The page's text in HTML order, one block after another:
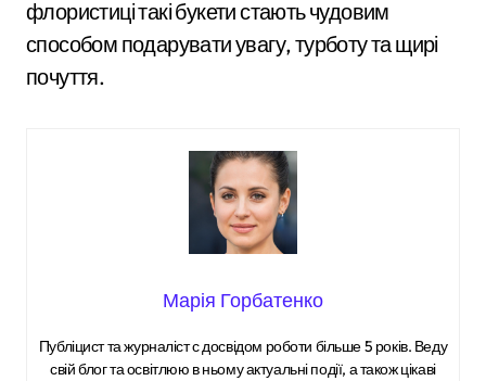
флористиці такі букети стають чудовим
способом подарувати увагу, турботу та щирі
почуття.
Марія Горбатенко
Публіцист та журналіст с досвідом роботи більше 5 років. Веду
свій блог та освітлюю в ньому актуальні події, а також цікаві